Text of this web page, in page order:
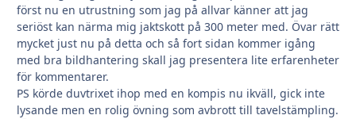
först nu en utrustning som jag på allvar känner att jag
seriöst kan närma mig jaktskott på 300 meter med. Övar rätt
mycket just nu på detta och så fort sidan kommer igång
med bra bildhantering skall jag presentera lite erfarenheter
för kommentarer.
PS körde duvtrixet ihop med en kompis nu ikväll, gick inte
lysande men en rolig övning som avbrott till tavelstämpling.